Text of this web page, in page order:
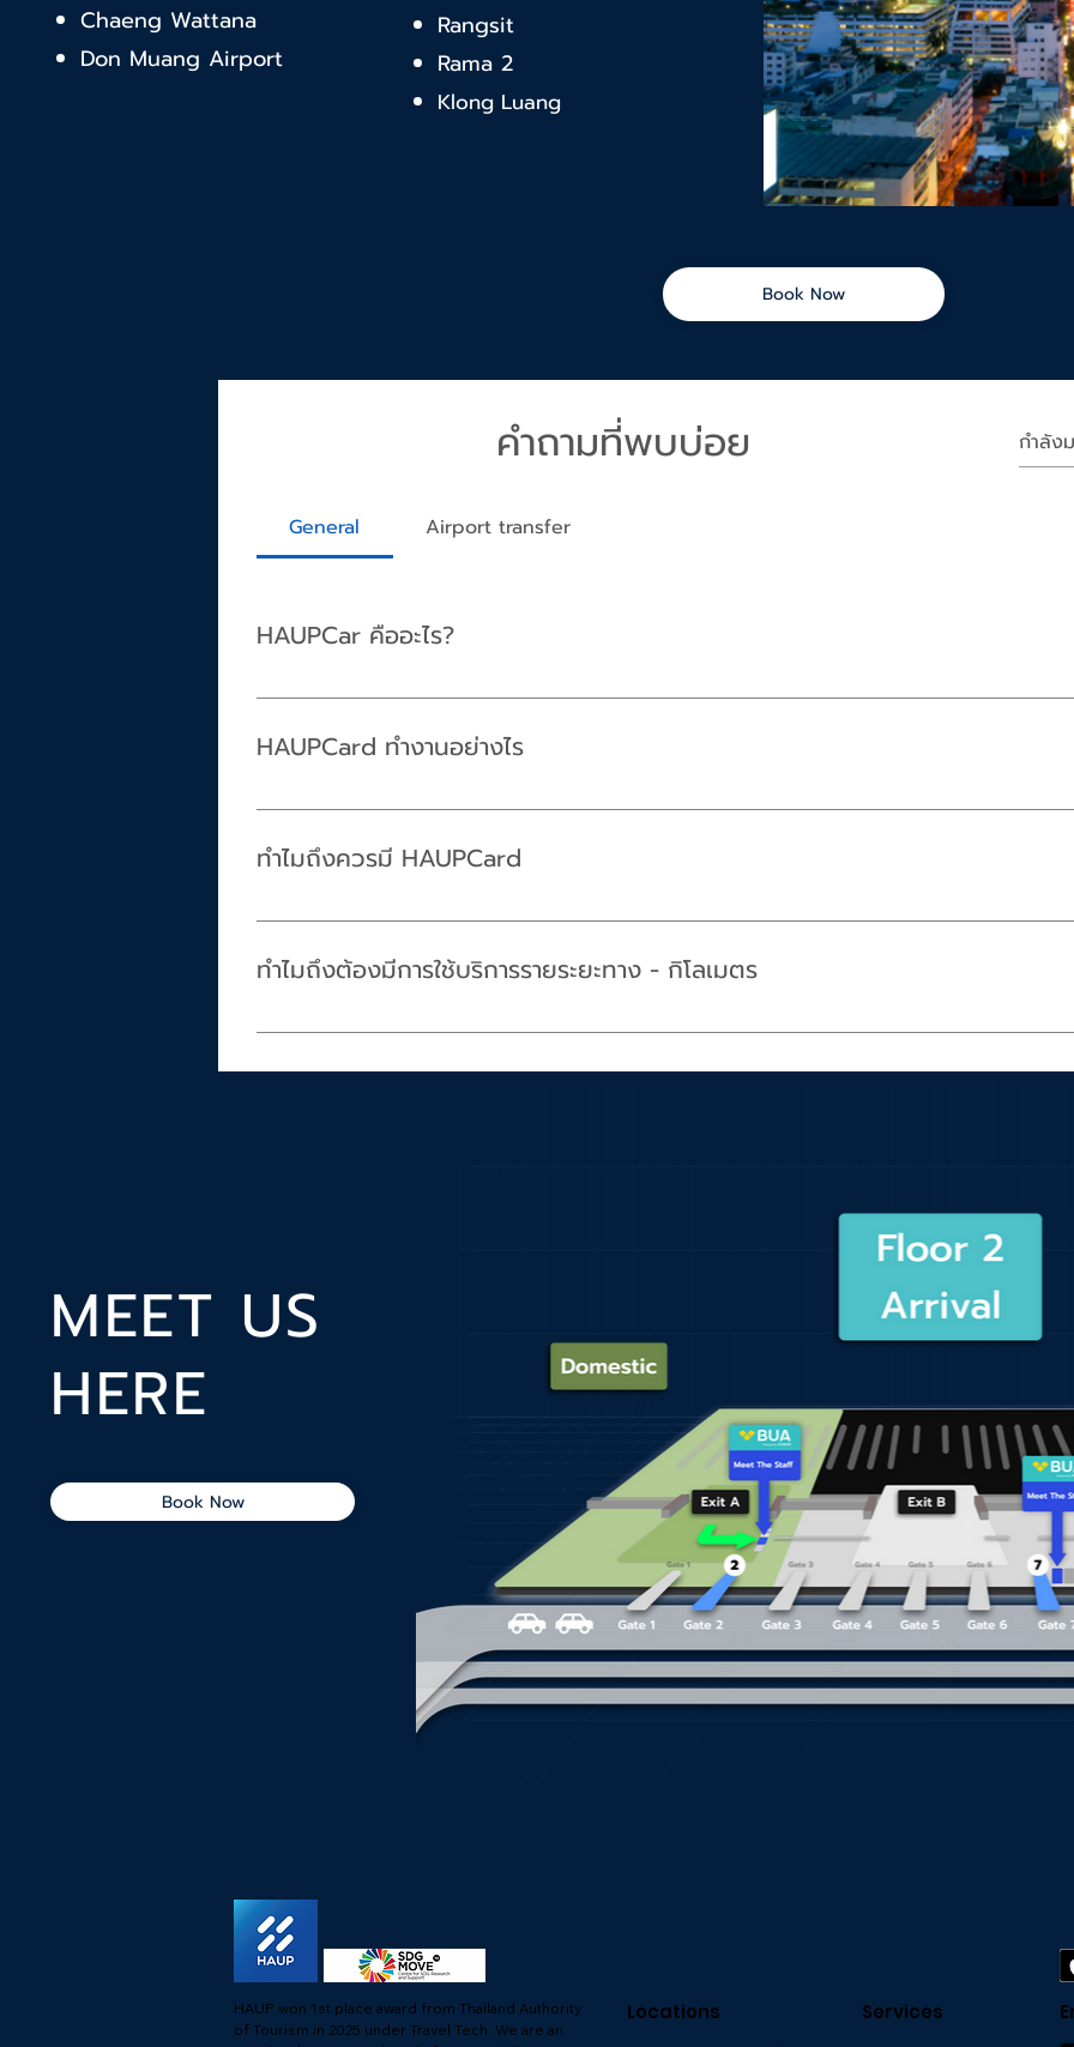
Rangsit
Rama 2
Klong Luang
Chaeng Wattana
Don Muang Airport
Book Now
คำถามที่พบบ่อย
General Airport transfer
HAUPCar คืออะไร?
HAUPCar คือระบบคาร์แชร์ริ่งที่ให้บริการเช่ารถรายชั่วโมงและปลดล็อครถผ่านสมาร์ทโฟน ผู้ใช้งานสามา
HAUPCard ทำงานอย่างไร
การนำเทคโนโลยี Carsharing Technology ขั้นสูงมาพัฒนาการให้บริการ ทำให้ทุกคนสามารถเช่ารถไ
ทำไมถึงควรมี HAUPCard
ในกรณีที่แบตมือถือหมด ลูกค้าสามารถนำบัตร HAUPCard ไปแตะตรงจุด scan บริเวณกระจกรถและเ
ทำไมถึงต้องมีการใช้บริการรายระยะทาง - กิโลเมตร
เนื่องจากรถ HAUPCar นั้นเป็นรถที่รวมค่าน้ำมันและประกันภัยชั้น1 ในค่าบริการรายระยะทางเรียบร้อยแล้
MEET US
HERE
Book Now
HAUP won 1st place award from Thailand Authority
of Tourism in 2025 under Travel Tech. We are an
Locations Services